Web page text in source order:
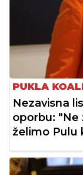
PUKLA
Nezavisna
oporbu:
želimo Pulu